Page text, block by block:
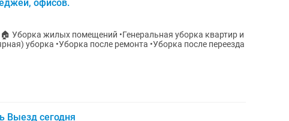
офисов.
уборка •Уборка после ремонта •Уборка после переезда
Выезд сегодня